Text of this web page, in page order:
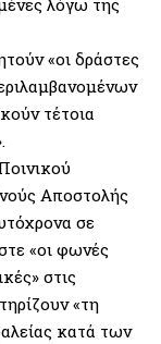
λόγω της
«οι δράστες
τέτοια
Αποστολής
σε
«οι φωνές
στις
«τη
κατά των